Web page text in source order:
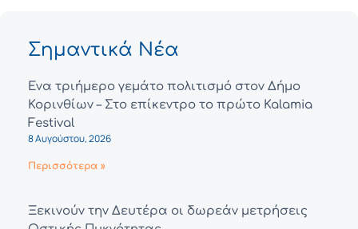
Σημαντικά Νέα
Ένα τριήμερο γεμάτο πολιτισμό στον Δήμο
Κορινθίων – Στο επίκεντρο το πρώτο Kalamia
Festival
8 Αυγούστου, 2026
Περισσότερα »
Ξεκινούν την Δευτέρα οι δωρεάν μετρήσεις